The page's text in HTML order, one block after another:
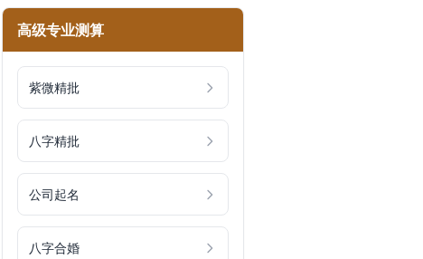
高级专业测算
紫微精批
八字精批
公司起名
八字合婚